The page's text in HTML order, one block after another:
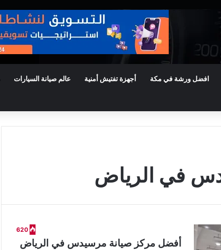
افضل ورشة في مكة أجهزة تفتيش أمنية عالم صيانة السيارات
في الرياض
620
أفضل مركز صيانة مرسيدس في الرياض